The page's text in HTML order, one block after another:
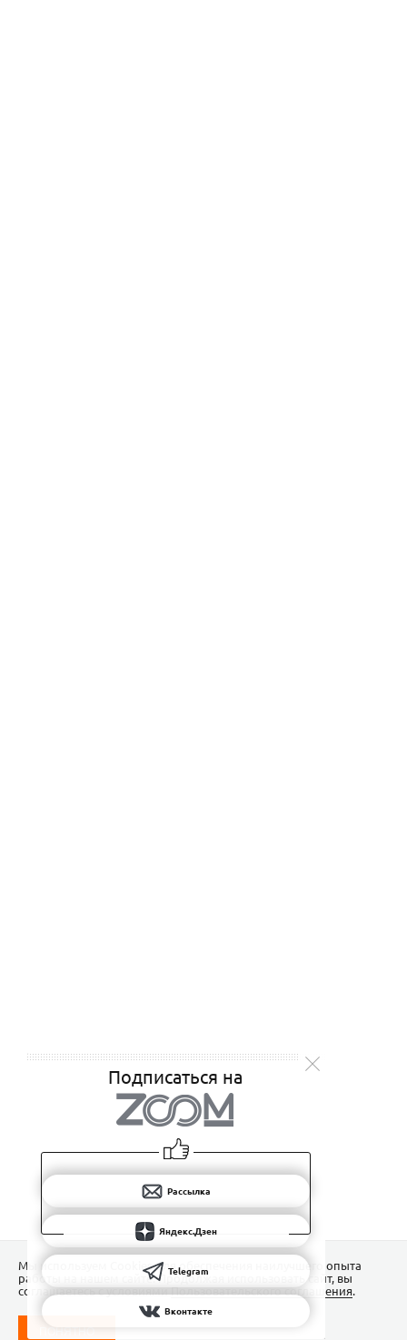
Подписаться на
Рассылка
Яндекс.Дзен
Telegram
Вконтакте
Мы используем Сookies для обеспечения наилучшего опыта
работы на нашем сайте. Продолжая использовать сайт, вы
соглашаетесь с условиямиПользовательского соглашения.
ПОНЯТНО